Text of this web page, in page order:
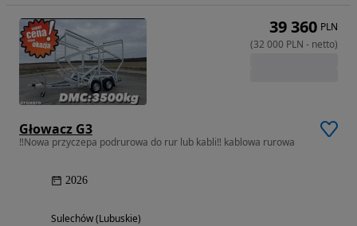
Głowacz G3
‼️Nowa przyczepa podrurowa do rur lub kabli‼️ kablowa rurowa
2026
Sulechów (Lubuskie)
39 360 PLN
(32 000 PLN - netto)